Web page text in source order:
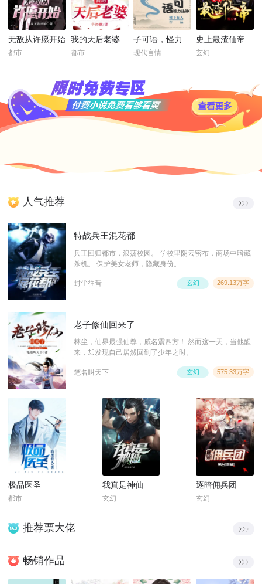
无敌从许愿开始
都市
我的天后老婆
都市 现代言情
史上最渣仙帝
玄幻
人气推荐
特战兵王混花都
兵王回归都市，浪荡校园。 学校里阴云密布，商场中暗藏
杀机。 保护美女老师，隐藏身份。
封尘往昔 269.13万字
玄幻
老子修仙回来了
林尘，仙界最强仙尊，威名震四方！ 然而这一天，当他醒
来，却发现自己居然回到了少年之时。
笔名叫天下 575.33万字
玄幻
极品医圣
都市
我真是神仙
玄幻
逐暗佣兵团
玄幻
推荐票大佬
畅销作品